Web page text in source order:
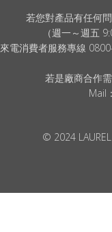
若您對產品有任何
（週一～週五
來電消費者服務專線
若是廠商合作
Mail：
© 2024 LAUREL